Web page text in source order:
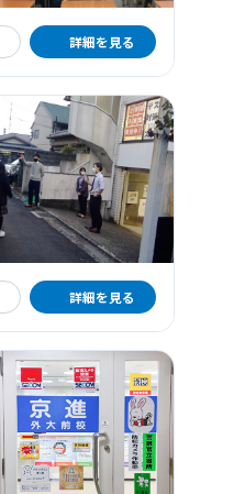
詳細を見る
詳細を見る